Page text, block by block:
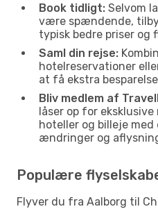
Book tidligt: Selvom
være spændende,
typisk bedre priser og
Saml din rejse:
hotelreservationer
at få ekstra
Bliv medlem af
låser op for
hoteller og billeje
ændringer og
Populære
Flyver du fra Aalborg til